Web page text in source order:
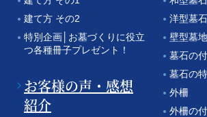
建て方 その2
特別企画│お墓づくりに役立
つ各種冊子プレゼント！
お客様の声・感想
紹介
洋型墓石
壁型墓
墓石の
墓石の
外柵
外柵の